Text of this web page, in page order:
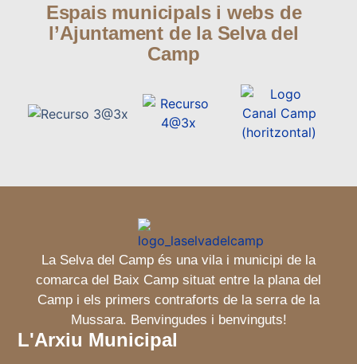
Espais municipals i webs de
l’Ajuntament de la Selva del
Camp
La Selva del Camp és una vila i municipi de la
comarca del Baix Camp situat entre la plana del
Camp i els primers contraforts de la serra de la
Mussara. Benvingudes i benvinguts!
L'Arxiu Municipal